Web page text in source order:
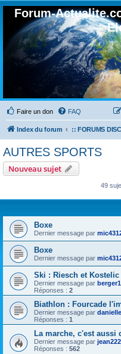
Forum-
Faire un don FAQ
Index du forum
AUTRES SPORTS
Nouveau sujet
49
Boxe
Dernier message par
Boxe
Dernier message par
Ski : Riesch et
Dernier message par
Réponses : 2
Biathlon : Fourcade
Dernier message par
Réponses : 1
La marche, c'est aussi
Dernier message par
Réponses : 562